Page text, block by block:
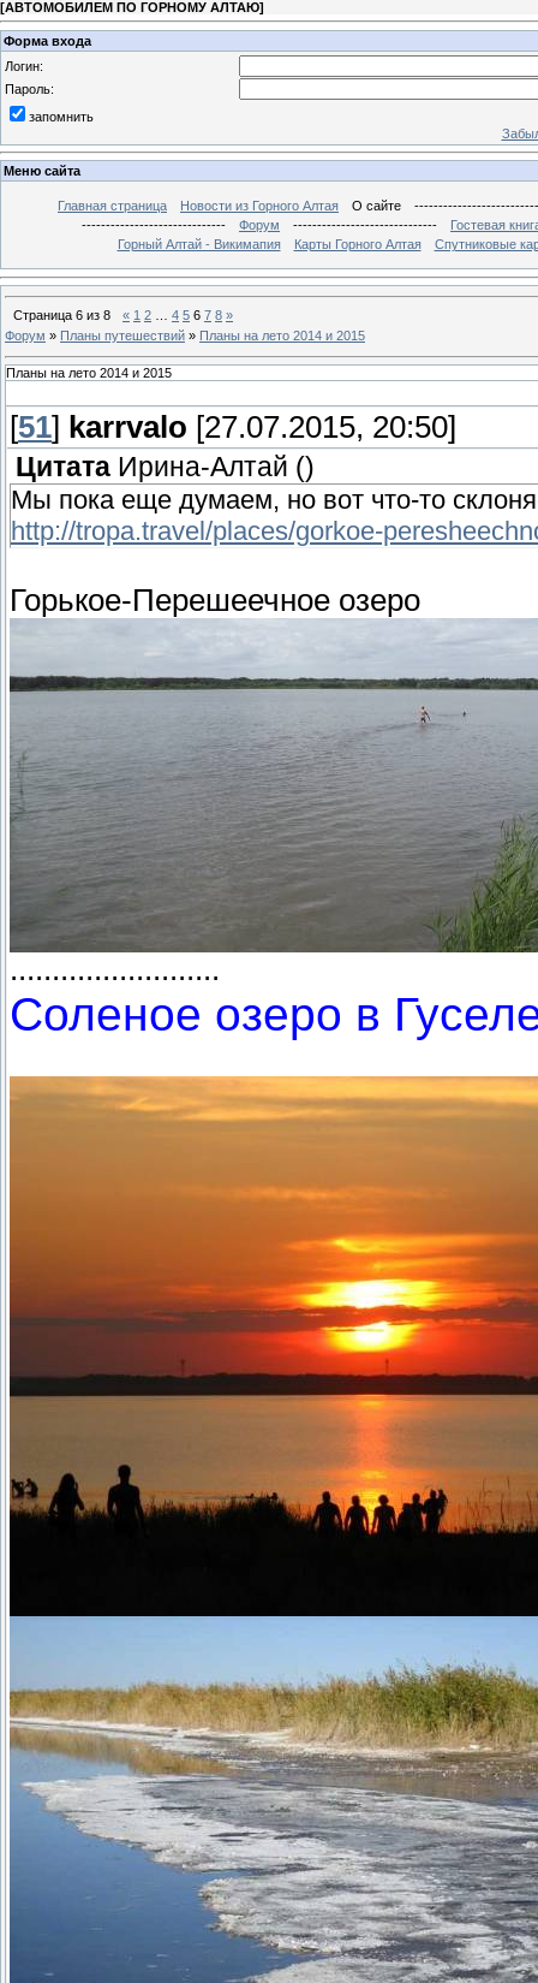
[АВТОМОБИЛЕМ ПО ГОРНОМУ АЛТАЮ]
Форма входа
Логин:
Пароль:
запомнить
Меню сайта
Главная страница Новости из Горного Алтая О сайте
------------------------------
Форум ------------------------------
Гостевая
Горный Алтай - Викимапия
Карты Горного Алтая Спутниковые
Страница 6 из 8 « 1 2 4 5 6 7 8 »
Форум » Планы путешествий » Планы на лето 2014 и 2015
Планы на лето 2014 и 2015
[51] karrvalo [27.07.2015, 20:50]
Цитата Ирина-Алтай ()
Мы пока еще думаем, но вот что-то
http://tropa.travel/places/gorkoe-
Горькое-Перешеечное озеро
.........................
Соленое озеро в